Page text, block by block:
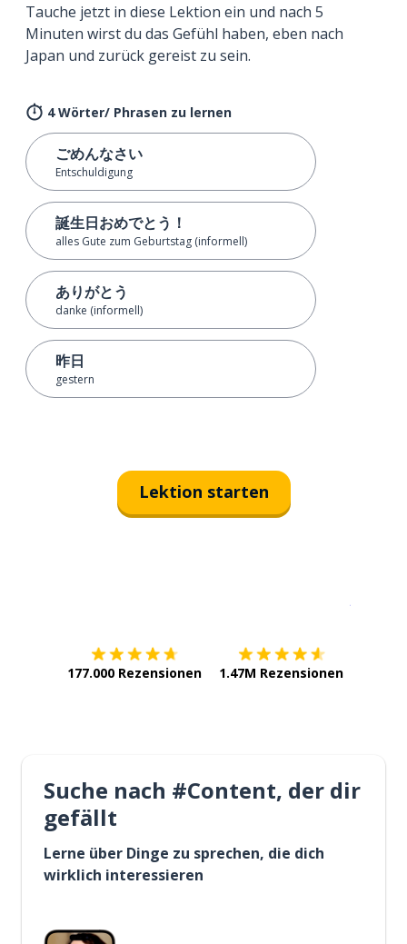
Tauche jetzt in diese Lektion ein und nach 5
Minuten wirst du das Gefühl haben, eben nach
Japan und zurück gereist zu sein.
4 Wörter/ Phrasen zu lernen
ごめんなさい
Entschuldigung
誕生日おめでとう！
alles Gute zum Geburtstag (informell)
ありがとう
danke (informell)
昨日
gestern
Lektion starten
177.000 Rezensionen 1.47M Rezensionen
Suche nach #Content, der dir
gefällt
Lerne über Dinge zu sprechen, die dich
wirklich interessieren